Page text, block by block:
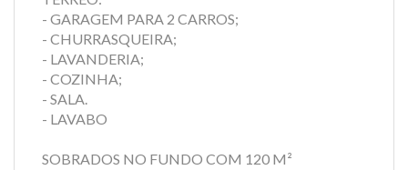
- GARAGEM PARA 2 CARROS;
- CHURRASQUEIRA;
- LAVANDERIA;
- COZINHA;
- SALA.
- LAVABO
SOBRADOS NO FUNDO COM 120 M²